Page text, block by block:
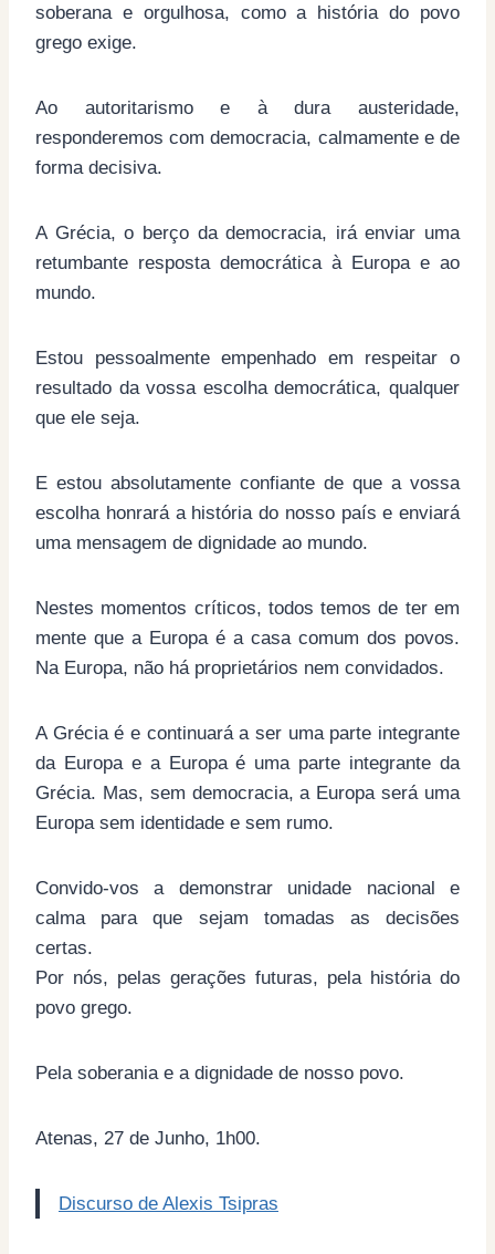
soberana e orgulhosa, como a história do povo
grego exige.
Ao autoritarismo e à dura austeridade,
responderemos com democracia, calmamente e de
forma decisiva.
A Grécia, o berço da democracia, irá enviar uma
retumbante resposta democrática à Europa e ao
mundo.
Estou pessoalmente empenhado em respeitar o
resultado da vossa escolha democrática, qualquer
que ele seja.
E estou absolutamente confiante de que a vossa
escolha honrará a história do nosso país e enviará
uma mensagem de dignidade ao mundo.
Nestes momentos críticos, todos temos de ter em
mente que a Europa é a casa comum dos povos.
Na Europa, não há proprietários nem convidados.
A Grécia é e continuará a ser uma parte integrante
da Europa e a Europa é uma parte integrante da
Grécia. Mas, sem democracia, a Europa será uma
Europa sem identidade e sem rumo.
Convido-vos a demonstrar unidade nacional e
calma para que sejam tomadas as decisões
certas.
Por nós, pelas gerações futuras, pela história do
povo grego.
Pela soberania e a dignidade de nosso povo.
Atenas, 27 de Junho, 1h00.
Discurso de Alexis Tsipras